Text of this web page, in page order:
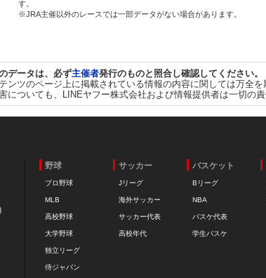
す。
※JRA主催以外のレースでは一部データがない場合があります。
データは、必ず主催者発行のものと照合し確認してください。
ンツのページ上に掲載されている情報の内容に関しては万全
についても、LINEヤフー株式会社および情報提供者は一切の責
野球
プロ野球
MLB
高校野球
大学野球
独立リーグ
侍ジャパン
サッカー
Jリーグ
海外サッカー
サッカー代表
高校年代
バスケット
Bリーグ
NBA
バスケ代表
学生バスケ